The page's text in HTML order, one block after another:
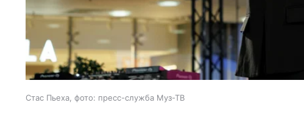
Стас Пьеха, фото: пресс-служба Муз-ТВ